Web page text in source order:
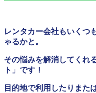
レンタカー会社もいくつ
ゃるかと。
その悩みを解消してくれ
ト」です！
目的地で利用したりまた